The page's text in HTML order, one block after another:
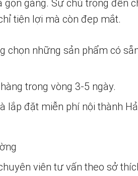
gàng. Sự chú trọng đến
tiện lợi mà còn đẹp mắt.
chọn những sản phẩm có
trong vòng 3-5 ngày.
lắp đặt miễn phí nội thành
viên tư vấn theo sở